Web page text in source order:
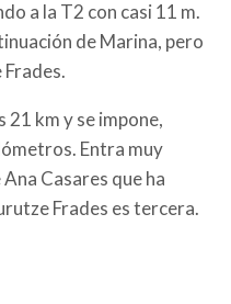
a la T2 con casi 11 m.
de Marina, pero
21 km y se impone,
Entra muy
Casares que ha
Frades es tercera.